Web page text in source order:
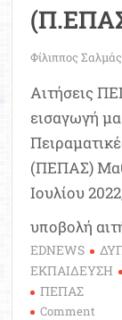
Φίλιππος Σαλμάς
Αιτήσεις
εισαγωγή
(ΠΕΠΑΣ)
Ιουλίου
υποβολή
EDNEWS
ΕΚΠΑΙΔΕΥΣΗ
ΠΕΠΑΣ
Comment